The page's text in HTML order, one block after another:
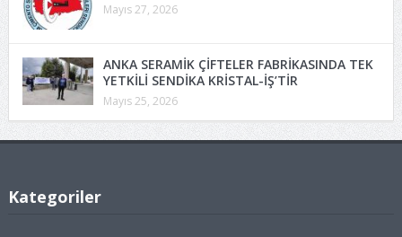
Mayıs 27, 2026
ANKA SERAMİK ÇİFTELER FABRİKASINDA TEK
YETKİLİ SENDİKA KRİSTAL-İŞ’TİR
Mayıs 25, 2026
Kategoriler